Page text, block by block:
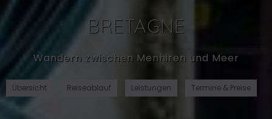
BRETAGNE
Wandern zwischen Menhiren und Meer
Übersicht Reiseablauf Leistungen Termine & Preise